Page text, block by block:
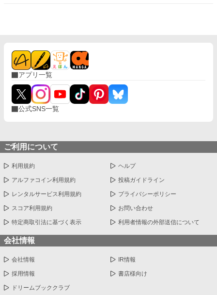
アプリ一覧
公式SNS一覧
ご利用について
利用規約 ヘルプ
アルファコイン利用規約 投稿ガイドライン
レンタルサービス利用規約 プライバシーポリシー
スコア利用規約 お問い合わせ
特定商取引法に基づく表示 利用者情報の外部送信について
会社情報
会社情報 IR情報
採用情報 書店様向け
ドリームブッククラブ